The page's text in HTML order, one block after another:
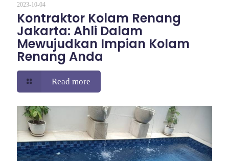
2023-10-04
Kontraktor Kolam Renang
Jakarta: Ahli Dalam
Mewujudkan Impian Kolam
Renang Anda
Read more